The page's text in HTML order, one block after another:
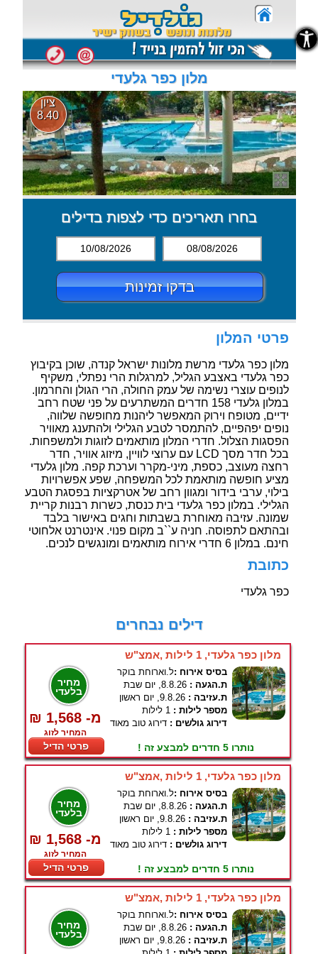
מלון כפר גלעדי
ציון
8.40
בחרו תאריכים כדי לצפות בדילים
10/08/2026 08/08/2026
בדקו זמינות
פרטי המלון
מלון כפר גלעדי מרשת מלונות ישראל קנדה, שוכן בקיבוץ
כפר גלעדי באצבע הגליל, למרגלות הרי נפתלי, משקיף
לנופים עוצרי נשימה של עמק החולה, הרי הגולן והחרמון.
במלון גלעדי 158 חדרים המשתרעים על פני שטח רחב
ידיים, מטופח וירוק המאפשר ליהנות מחופשה שלווה,
נופים יפהפיים, להתמסר לטבע הגלילי ולהתענג מאוויר
הפסגות הצלול. חדרי המלון מותאמים לזוגות ולמשפחות.
בכל חדר מסך LCD עם ערוצי לוויין, מיזוג אוויר, חדר
רחצה מעוצב, כספת, מיני-מקרר וערכת קפה. מלון גלעדי
מציע חופשה מותאמת לכל המשפחה, שפע אפשרויות
בילוי, ערבי בידור ומגוון רחב של אטרקציות בפסגת הטבע
הגלילי. במלון כפר גלעדי בית כנסת, כשרות רבנות קריית
שמונה. עזיבה מאוחרת בשבתות וחגים באישור בלבד
ובהתאם לתפוסה. חניה ע``ב מקום פנוי. אינטרנט אלחוטי
חינם. במלון 6 חדרי אירוח מותאמים ומונגשים לנכים.
כתובת
כפר גלעדי
דילים נבחרים
מלון כפר גלעדי, 1 לילות ,אמצ"ש
מחיר
בלעדי
₪ 1,568 -מ
המחיר לזוג
פרטי הדיל
בסיס אירוח :ל.וארוחת בוקר
ת.הגעה : 8.8.26, יום שבת
ת.עזיבה : 9.8.26, יום ראשון
מספר לילות : 1 לילות
דירוג גולשים : דירוג טוב מאוד
נותרו 5 חדרים למבצע זה !
מלון כפר גלעדי, 1 לילות ,אמצ"ש
מחיר
בלעדי
₪ 1,568 -מ
המחיר לזוג
פרטי הדיל
בסיס אירוח :ל.וארוחת בוקר
ת.הגעה : 8.8.26, יום שבת
ת.עזיבה : 9.8.26, יום ראשון
מספר לילות : 1 לילות
דירוג גולשים : דירוג טוב מאוד
נותרו 5 חדרים למבצע זה !
מלון כפר גלעדי, 1 לילות ,אמצ"ש
מחיר
בלעדי
בסיס אירוח :ל.וארוחת בוקר
ת.הגעה : 8.8.26, יום שבת
ת.עזיבה : 9.8.26, יום ראשון
נגישות
נגישות